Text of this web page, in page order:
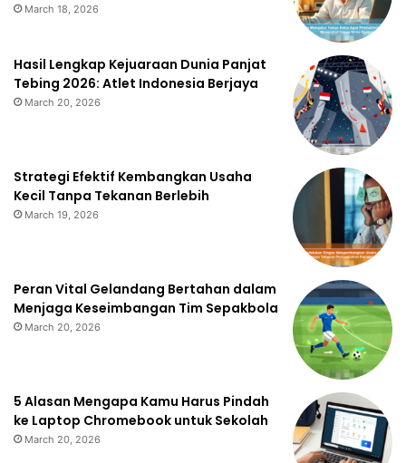
March 18, 2026
Hasil Lengkap Kejuaraan Dunia Panjat
Tebing 2026: Atlet Indonesia Berjaya
March 20, 2026
Strategi Efektif Kembangkan Usaha
Kecil Tanpa Tekanan Berlebih
March 19, 2026
Peran Vital Gelandang Bertahan dalam
Menjaga Keseimbangan Tim Sepakbola
March 20, 2026
5 Alasan Mengapa Kamu Harus Pindah
ke Laptop Chromebook untuk Sekolah
March 20, 2026